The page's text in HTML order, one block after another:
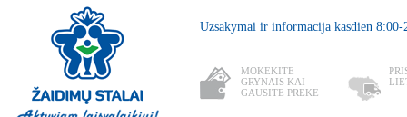
Uzsakymai ir informacija kasdien
MOKEKITE
GRYNAIS KAI
GAUSITE PREKE